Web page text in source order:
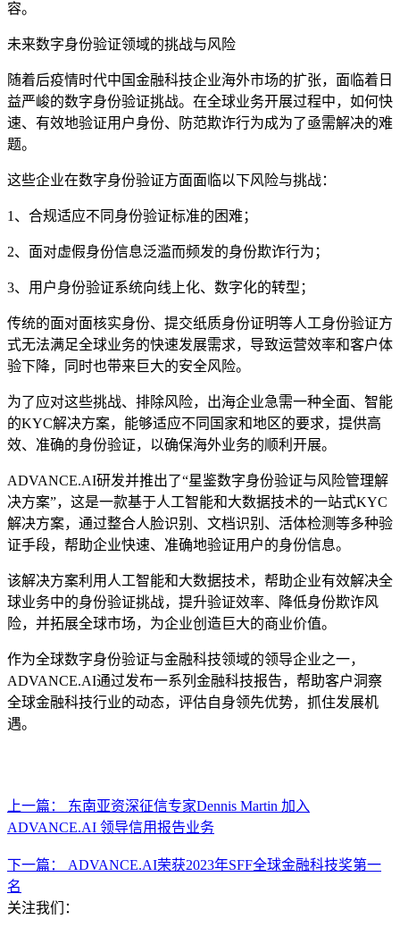
容。
未来数字身份验证领域的挑战与风险
随着后疫情时代中国金融科技企业海外市场的扩张，面临着日
益严峻的数字身份验证挑战。在全球业务开展过程中，如何快
速、有效地验证用户身份、防范欺诈行为成为了亟需解决的难
题。
这些企业在数字身份验证方面面临以下风险与挑战：
1、合规适应不同身份验证标准的困难；
2、面对虚假身份信息泛滥而频发的身份欺诈行为；
3、用户身份验证系统向线上化、数字化的转型；
传统的面对面核实身份、提交纸质身份证明等人工身份验证方
式无法满足全球业务的快速发展需求，导致运营效率和客户体
验下降，同时也带来巨大的安全风险。
为了应对这些挑战、排除风险，出海企业急需一种全面、智能
的KYC解决方案，能够适应不同国家和地区的要求，提供高
效、准确的身份验证，以确保海外业务的顺利开展。
ADVANCE.AI研发并推出了“星鉴数字身份验证与风险管理解
决方案”，这是一款基于人工智能和大数据技术的一站式KYC
解决方案，通过整合人脸识别、文档识别、活体检测等多种验
证手段，帮助企业快速、准确地验证用户的身份信息。
该解决方案利用人工智能和大数据技术，帮助企业有效解决全
球业务中的身份验证挑战，提升验证效率、降低身份欺诈风
险，并拓展全球市场，为企业创造巨大的商业价值。
作为全球数字身份验证与金融科技领域的领导企业之一，
ADVANCE.AI通过发布一系列金融科技报告，帮助客户洞察
全球金融科技行业的动态，评估自身领先优势，抓住发展机
遇。
上一篇： 东南亚资深征信专家Dennis Martin 加入
ADVANCE.AI 领导信用报告业务
下一篇： ADVANCE.AI荣获2023年SFF全球金融科技奖第一
名
关注我们：